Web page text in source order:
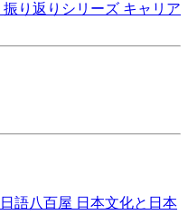
振り返りシリーズ キャリア
日語八百屋 日本文化と日本